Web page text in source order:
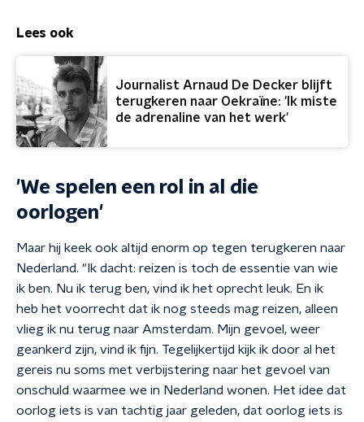
Lees ook
Journalist Arnaud De Decker blijft
terugkeren naar Oekraïne: 'Ik miste
de adrenaline van het werk'
'We spelen een rol in al die
oorlogen'
Maar hij keek ook altijd enorm op tegen terugkeren naar
Nederland. "Ik dacht: reizen is toch de essentie van wie
ik ben. Nu ik terug ben, vind ik het oprecht leuk. En ik
heb het voorrecht dat ik nog steeds mag reizen, alleen
vlieg ik nu terug naar Amsterdam. Mijn gevoel, weer
geankerd zijn, vind ik fijn. Tegelijkertijd kijk ik door al het
gereis nu soms met verbijstering naar het gevoel van
onschuld waarmee we in Nederland wonen. Het idee dat
oorlog iets is van tachtig jaar geleden, dat oorlog iets is